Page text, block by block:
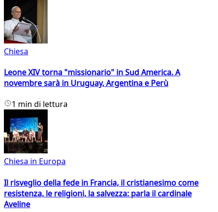
Chiesa
Leone XIV torna "missionario" in Sud America. A
novembre sarà in Uruguay, Argentina e Perù
1 min di lettura
Chiesa in Europa
Il risveglio della fede in Francia, il cristianesimo come
resistenza, le religioni, la salvezza: parla il cardinale
Aveline